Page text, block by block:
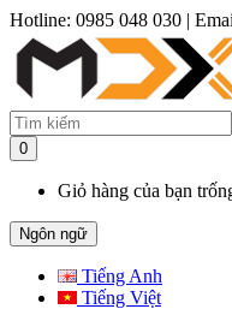
Hotline: 0985 048 030 |
0
Giỏ hàng của bạn
Ngôn ngữ
Tiếng Anh
Tiếng Việt